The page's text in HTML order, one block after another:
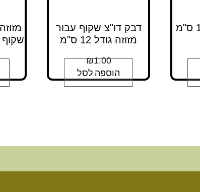
מזוזה פלסטיק 10 ס"מ
דבק דו"צ שקוף עבור
מזוזה גודל 12 ס"מ
₪1.00
הוספה לסל